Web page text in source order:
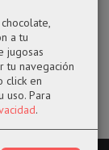
21,95 €
a tu
jugosas
tu navegación
click en
uso. Para
.